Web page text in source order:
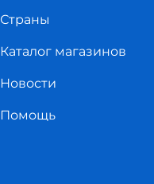
Страны
Каталог магазинов
Новости
Помощь